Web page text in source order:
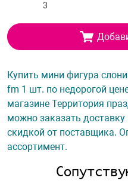
Купить мини фигура
fm 1 шт. по недорогой
магазине Территория
можно заказать
скидкой от поставщика.
ассортимент.